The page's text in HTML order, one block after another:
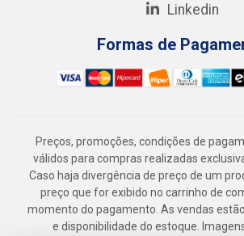
Linkedin
Formas de
Preços, promoções, condições de
válidos para compras realizadas
Caso haja divergência de preço de um
preço que for exibido no carrinho de
momento do pagamento. As vendas
e disponibilidade do estoque.